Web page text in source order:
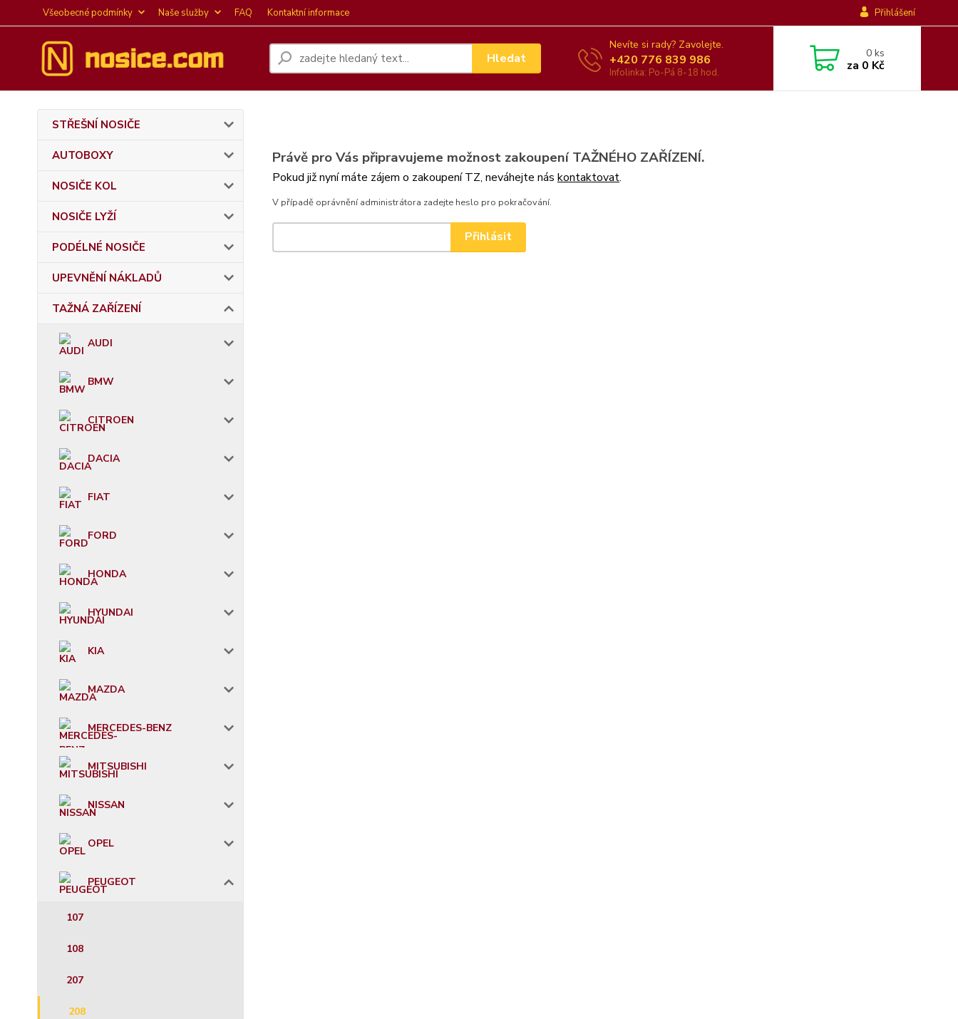
Všeobecné podmínky Naše služby FAQ Kontaktní informace Přihlášení
Hledat
Nevíte si rady? Zavolejte.
+420 776 839 986
Infolinka: Po-Pá 8-18 hod.
0ks
za 0 Kč
STŘEŠNÍ NOSIČE
AUTOBOXY
NOSIČE KOL
NOSIČE LYŽÍ
PODÉLNÉ NOSIČE
UPEVNĚNÍ NÁKLADŮ
TAŽNÁ ZAŘÍZENÍ
AUDI
BMW
CITROEN
DACIA
FIAT
FORD
HONDA
HYUNDAI
KIA
MAZDA
MERCEDES-BENZ
MITSUBISHI
NISSAN
OPEL
PEUGEOT
107
108
207
208
Právě pro Vás připravujeme možnost zakoupení TAŽNÉHO ZAŘÍZENÍ.
Pokud již nyní máte zájem o zakoupení TZ, neváhejte nás kontaktovat.
V případě oprávnění administrátora zadejte heslo pro pokračování.